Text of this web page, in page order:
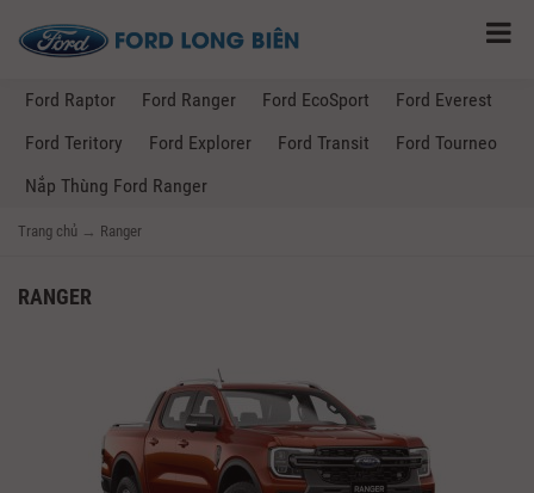
Ford Raptor Ford Ranger Ford EcoSport
Ford Everest
Ford Teritory
Ford Explorer Ford Transit
Ford Tourneo
Nắp Thùng Ford Ranger
Trang chủ → Ranger
RANGER